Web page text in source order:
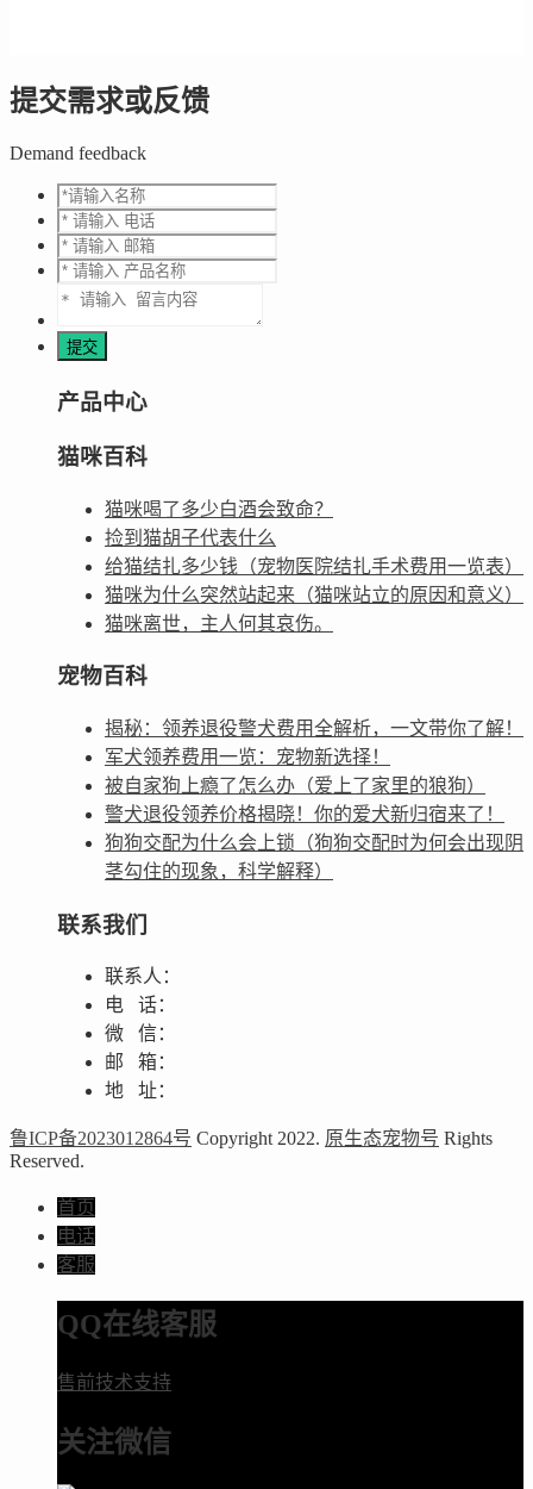
提交需求或反馈
Demand feedback
产品中心
猫咪百科
猫咪喝了多少白酒会致命？
捡到猫胡子代表什么
给猫结扎多少钱（宠物医院结扎手术费用一览表）
猫咪为什么突然站起来（猫咪站立的原因和意义）
猫咪离世，主人何其哀伤。
宠物百科
揭秘：领养退役警犬费用全解析，一文带你了解！
军犬领养费用一览：宠物新选择！
被自家狗上瘾了怎么办（爱上了家里的狼狗）
警犬退役领养价格揭晓！你的爱犬新归宿来了！
狗狗交配为什么会上锁（狗狗交配时为何会出现阴
茎勾住的现象，科学解释）
联系我们
联系人：
电 话：
微 信：
邮 箱：
地 址：
鲁ICP备2023012864号 Copyright 2022. 原生态宠物号 Rights
Reserved.
首页
电话
客服
QQ在线客服
售前技术支持
关注微信